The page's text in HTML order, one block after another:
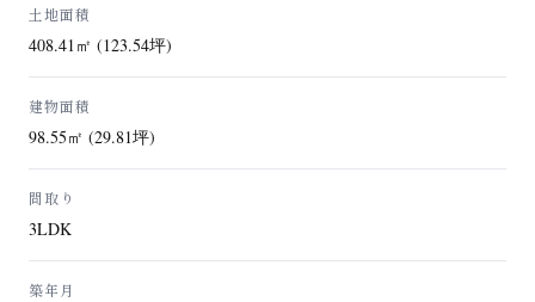
土地面積
408.41㎡ (123.54坪)
建物面積
98.55㎡ (29.81坪)
間取り
3LDK
築年月